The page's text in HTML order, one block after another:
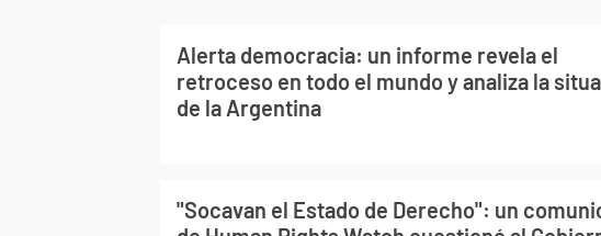
Alerta democracia: un informe revela el
retroceso en todo el mundo y analiza la
de la Argentina
"Socavan el Estado de Derecho": un